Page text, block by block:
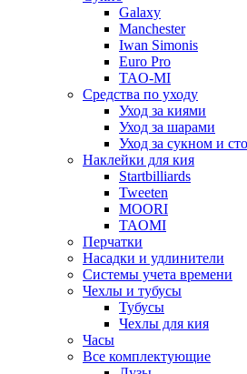
Galaxy
Manchester
Iwan Simonis
Euro Pro
TAO-MI
Средства по уходу
Уход за киями
Уход за шарами
Уход за сукном и
Наклейки для кия
Startbilliards
Tweeten
MOORI
TAOMI
Перчатки
Насадки и удлинители
Системы учета времени
Чехлы и тубусы
Тубусы
Чехлы для кия
Часы
Все комплектующие